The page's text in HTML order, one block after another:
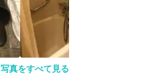
写真をすべて見る